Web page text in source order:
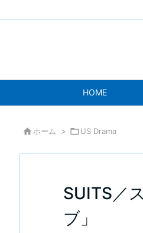
HOME
 ホーム > US Drama
SUITS／
ブ」